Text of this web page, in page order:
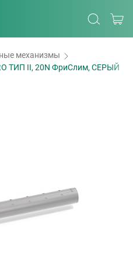
механизмы
ТИП II, 20N ФриСлим, СЕРЫЙ